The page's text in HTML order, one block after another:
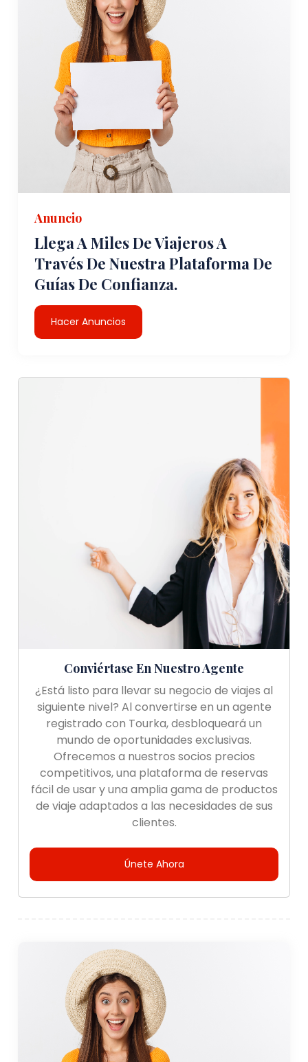
Anuncio
Llega A Miles De Viajeros A
Través De Nuestra Plataforma De
Guías De Confianza.
Hacer Anuncios
Conviértase En Nuestro Agente
¿Está listo para llevar su negocio de viajes al
siguiente nivel? Al convertirse en un agente
registrado con Tourka, desbloqueará un
mundo de oportunidades exclusivas.
Ofrecemos a nuestros socios precios
competitivos, una plataforma de reservas
fácil de usar y una amplia gama de productos
de viaje adaptados a las necesidades de sus
clientes.
Únete Ahora